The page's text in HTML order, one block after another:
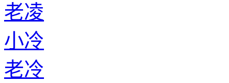
老凌
小冷
老冷